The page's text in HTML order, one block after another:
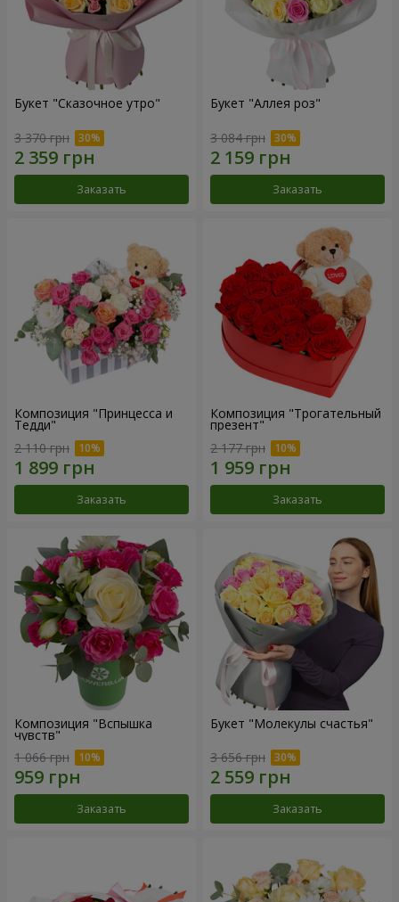
Букет "Сказочное утро"
3 370 грн
Заказать
Букет "Аллея роз"
3 084 грн
Заказать
Композиция "Принцесса и
Тедди"
2 110 грн
Заказать
Композиция "Трогательный
презент"
2 177 грн
Заказать
Композиция "Вспышка
чувств"
1 066 грн
Заказать
Букет "Молекулы счастья"
3 656 грн
Заказать